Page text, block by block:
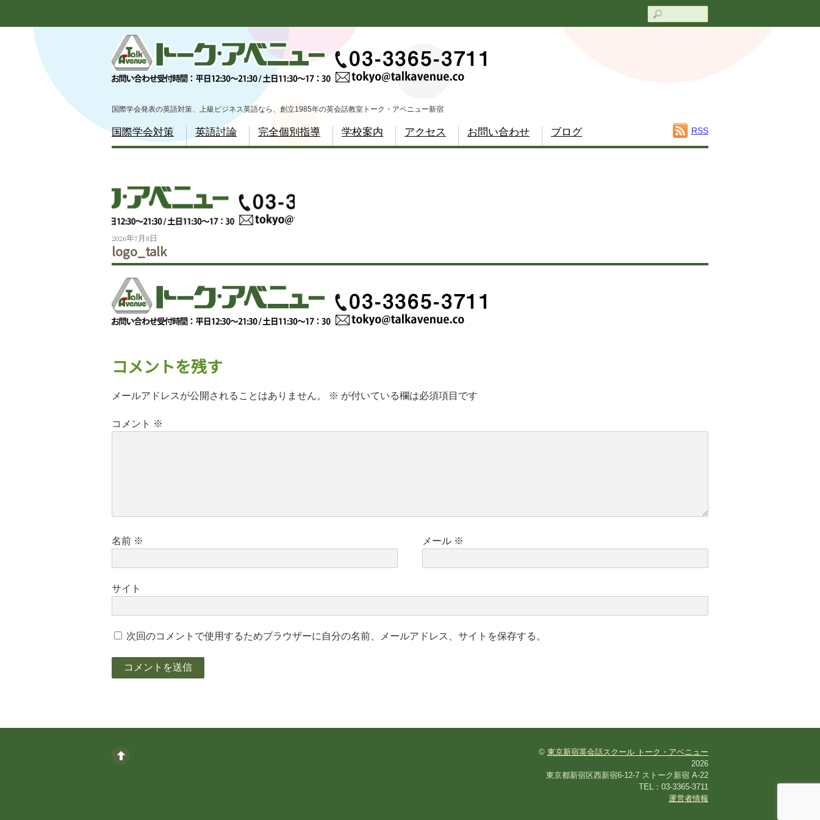
down
国際学会発表の英語対策、上級ビジネス英語なら、創立1985年の英会話教室トーク・アベニュー新宿
RSS
Menu
国際学会対策 英語討論 完全個別指導 学校案内 アクセス お問い合わせ ブログ
Scroll
content
2026年7月8日
logo_talk
コメントを残す
メールアドレスが公開されることはありません。 ※ が付いている欄は必須項目です
コメント ※
名前 ※ メール ※
サイト
次回のコメントで使用するためブラウザーに自分の名前、メールアドレス、サイトを保存する。
© 東京新宿英会話スクール トーク・アベニュー
2026
東京都新宿区西新宿6-12-7 ストーク新宿 A-22
TEL：03-3365-3711
運営者情報